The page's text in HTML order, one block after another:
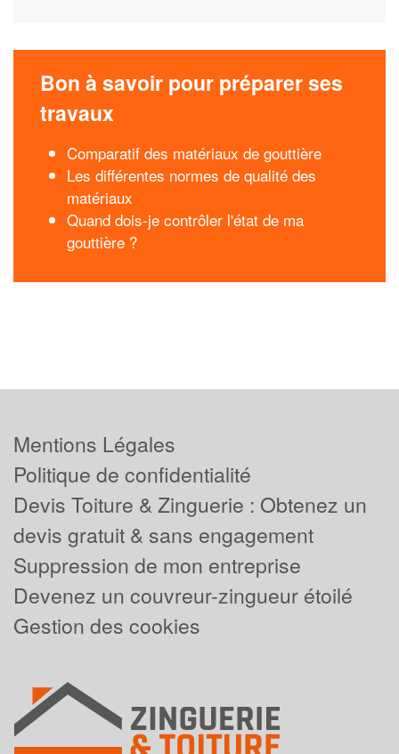
Bon à savoir pour préparer ses
travaux
Comparatif des matériaux de gouttière
Les différentes normes de qualité des
matériaux
Quand dois-je contrôler l'état de ma
gouttière ?
Mentions Légales
Politique de confidentialité
Devis Toiture & Zinguerie : Obtenez un
devis gratuit & sans engagement
Suppression de mon entreprise
Devenez un couvreur-zingueur étoilé
Gestion des cookies